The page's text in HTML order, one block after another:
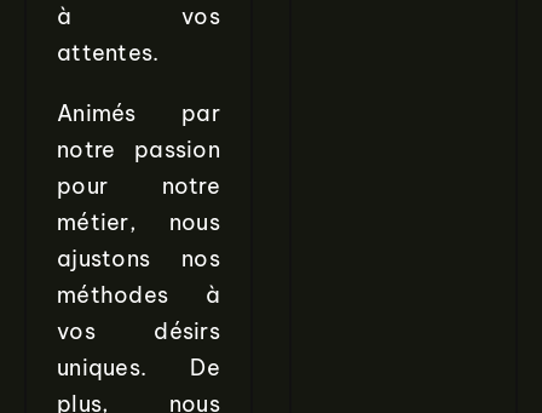
à vos
attentes.
Animés par
notre passion
pour notre
métier, nous
ajustons nos
méthodes à
vos désirs
uniques. De
plus, nous